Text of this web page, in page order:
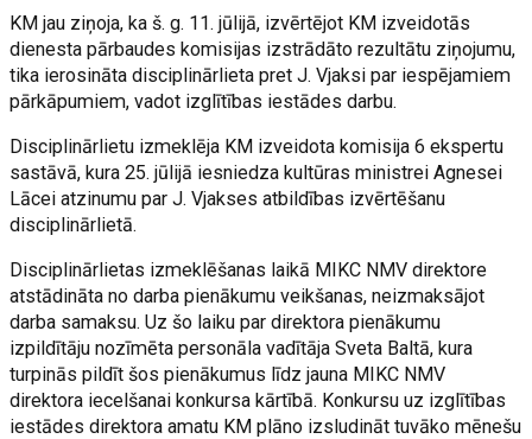
KM jau ziņoja, ka š. g. 11. jūlijā, izvērtējot KM izveidotās
dienesta pārbaudes komisijas izstrādāto rezultātu ziņojumu,
tika ierosināta disciplinārlieta pret J. Vjaksi par iespējamiem
pārkāpumiem, vadot izglītības iestādes darbu.
Disciplinārlietu izmeklēja KM izveidota komisija 6 ekspertu
sastāvā, kura 25. jūlijā iesniedza kultūras ministrei Agnesei
Lācei atzinumu par J. Vjakses atbildības izvērtēšanu
disciplinārlietā.
Disciplinārlietas izmeklēšanas laikā MIKC NMV direktore
atstādināta no darba pienākumu veikšanas, neizmaksājot
darba samaksu. Uz šo laiku par direktora pienākumu
izpildītāju nozīmēta personāla vadītāja Sveta Baltā, kura
turpinās pildīt šos pienākumus līdz jauna MIKC NMV
direktora iecelšanai konkursa kārtībā. Konkursu uz izglītības
iestādes direktora amatu KM plāno izsludināt tuvāko mēnešu